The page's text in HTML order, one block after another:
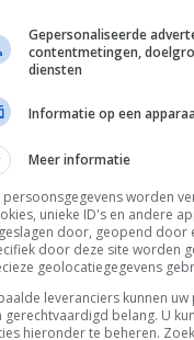
Foodblogswap:
Sticky citroen
brownie van SJ
Kitchen
Brownie recepten
Gepersonaliseerde
contentmetingen,
diensten
Informatie op een
Meer informatie
persoonsgegevens worden
unieke ID's en andere
door, geopend door
door deze site worden
geolocatiegegevens
leveranciers kunnen
gerechtvaardigd belang. U
hieronder te beheren.